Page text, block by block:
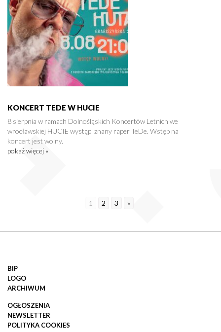
KONCERT TEDE W HUCIE
8 sierpnia w ramach Dolnośląskich Koncertów Letnich we
wrocławskiej HUCIE wystąpi znany raper TeDe. Wstęp na
koncert jest wolny.
pokaż więcej »
1 2 3 »
BIP
LOGO
ARCHIWUM
OGŁOSZENIA
NEWSLETTER
POLITYKA COOKIES